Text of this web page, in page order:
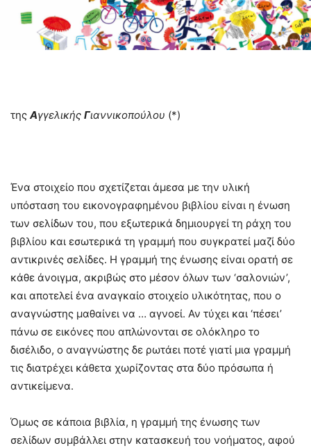
της Αγγελικής Γιαννικοπούλου (*)
Ένα στοιχείο που σχετίζεται άμεσα με την υλική
υπόσταση του εικονογραφημένου βιβλίου είναι η ένωση
των σελίδων του, που εξωτερικά δημιουργεί τη ράχη του
βιβλίου και εσωτερικά τη γραμμή που συγκρατεί μαζί δύο
αντικρινές σελίδες. Η γραμμή της ένωσης είναι ορατή σε
κάθε άνοιγμα, ακριβώς στο μέσον όλων των ‘σαλονιών’,
και αποτελεί ένα αναγκαίο στοιχείο υλικότητας, που ο
αναγνώστης μαθαίνει να … αγνοεί. Αν τύχει και ‘πέσει’
πάνω σε εικόνες που απλώνονται σε ολόκληρο το
δισέλιδο, ο αναγνώστης δε ρωτάει ποτέ γιατί μια γραμμή
τις διατρέχει κάθετα χωρίζοντας στα δύο πρόσωπα ή
αντικείμενα.
Όμως σε κάποια βιβλία, η γραμμή της ένωσης των
σελίδων συμβάλλει στην κατασκευή του νοήματος, αφού